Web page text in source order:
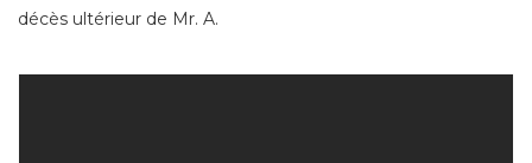
décès ultérieur de Mr. A.